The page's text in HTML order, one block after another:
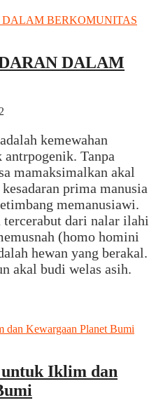
DALAM
kemewahan
Tanpa
mamaksimalkan akal
prima manusia
memanusiawi.
tercerabut dari nalar ilahi
(homo homini
hewan yang berakal.
akal budi welas asih.
Iklim dan